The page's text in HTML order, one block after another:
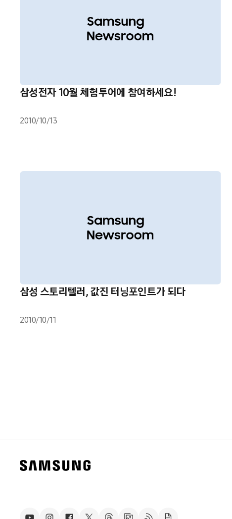
삼성전자 10월 체험투어에 참여하세요!
2010/10/13
삼성 스토리텔러, 값진 터닝포인트가 되다
2010/10/11